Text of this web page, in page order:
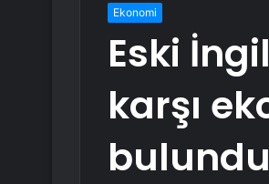
Ekonomi
Eski
karşı
bulundu